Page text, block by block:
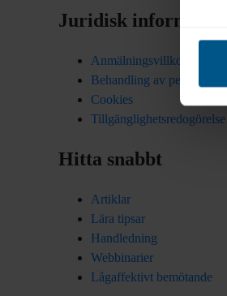
Juridisk information
Anmälningsvillkor
Behandling av
Cookies
Tillgänglighetsredogörelse
Hitta snabbt
Artiklar
Lära tipsar
Handledning
Webbinarier
Lågaffektivt bemötande